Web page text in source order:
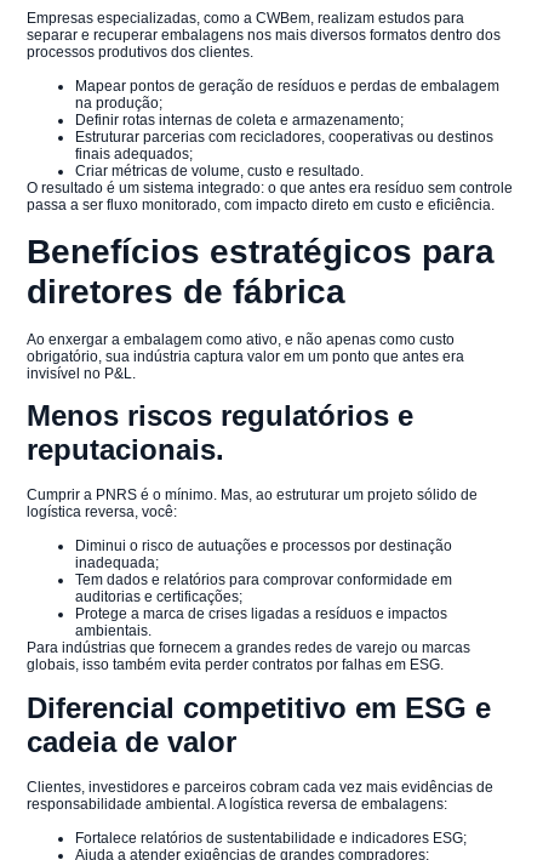
Empresas especializadas, como a CWBem, realizam estudos para
separar e recuperar embalagens nos mais diversos formatos dentro dos
processos produtivos dos clientes.
Mapear pontos de geração de resíduos e perdas de embalagem
na produção;
Definir rotas internas de coleta e armazenamento;
Estruturar parcerias com recicladores, cooperativas ou destinos
finais adequados;
Criar métricas de volume, custo e resultado.
O resultado é um sistema integrado: o que antes era resíduo sem controle
passa a ser fluxo monitorado, com impacto direto em custo e eficiência.
Benefícios estratégicos para
diretores de fábrica
Ao enxergar a embalagem como ativo, e não apenas como custo
obrigatório, sua indústria captura valor em um ponto que antes era
invisível no P&L.
Menos riscos regulatórios e
reputacionais.
Cumprir a PNRS é o mínimo. Mas, ao estruturar um projeto sólido de
logística reversa, você:
Diminui o risco de autuações e processos por destinação
inadequada;
Tem dados e relatórios para comprovar conformidade em
auditorias e certificações;
Protege a marca de crises ligadas a resíduos e impactos
ambientais.
Para indústrias que fornecem a grandes redes de varejo ou marcas
globais, isso também evita perder contratos por falhas em ESG.
Diferencial competitivo em ESG e
cadeia de valor
Clientes, investidores e parceiros cobram cada vez mais evidências de
responsabilidade ambiental. A logística reversa de embalagens:
Fortalece relatórios de sustentabilidade e indicadores ESG;
Ajuda a atender exigências de grandes compradores;